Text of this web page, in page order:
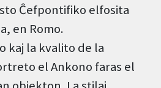
Ĉefpontifiko elfosita
en Romo.
kaj la kvalito de la
el Ankono faras el